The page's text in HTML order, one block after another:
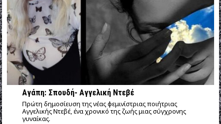
Αγάπη: Σπουδή- Αγγελική Ντεβέ
Πρώτη δημοσίευση της νέας φεμινίστριας ποιήτριας
Αγγελικής Ντεβέ, ένα χρονικό της ζωής μιας σύγχρονης
γυναίκας.